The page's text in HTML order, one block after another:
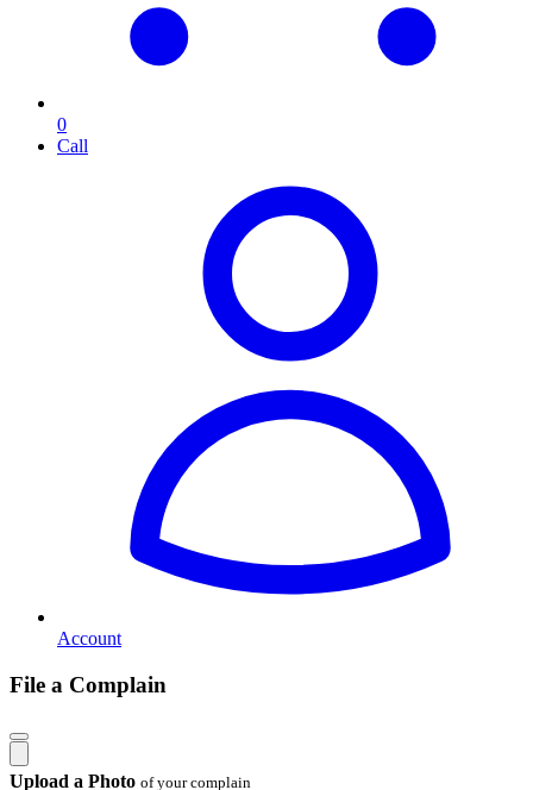
0
Call
Account
File a Complain
Upload a Photo of your complain